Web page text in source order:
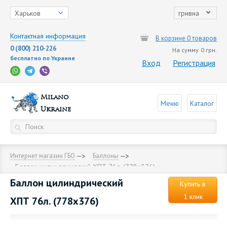
Харьков гривна
Контактная информация
0 (800) 210-226
бесплатно по Украине
В корзине 0 товаров
На сумму 0 грн.
Вход Регистрация
Milano
Ukraine
Меню Каталог
Интернет магазин ГБО Баллоны
Баллон цилиндрический ХПТ 76л. (778х376)
Баллон цилиндрический
ХПТ 76л. (778х376)
Купить в
1 клик